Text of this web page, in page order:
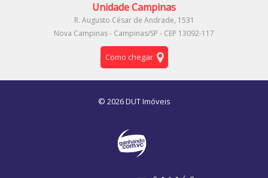
Unidade Campinas
R. Augusto César de Andrade, 1531
Nova Campinas - Campinas/SP - CEP 13092-117
Como chegar
© 2026 DUT Imóveis